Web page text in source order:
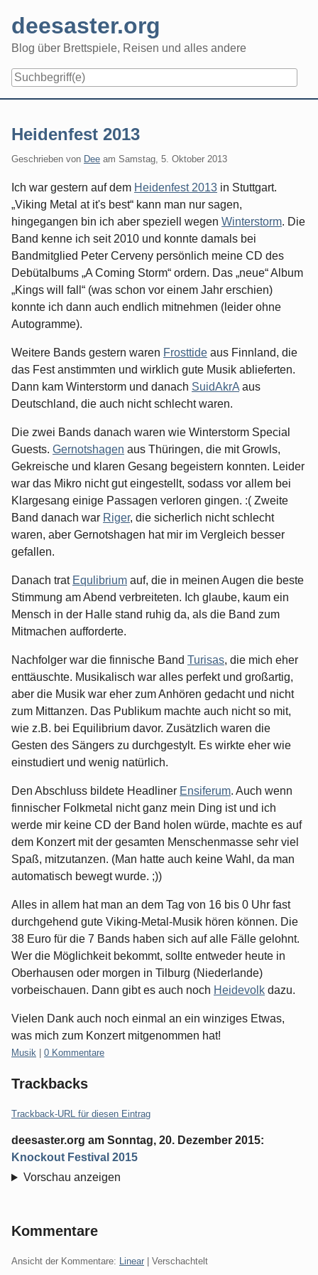
content
deesaster.org
Blog über Brettspiele, Reisen und alles andere
Heidenfest 2013
Geschrieben von Dee am Samstag, 5. Oktober 2013
Ich war gestern auf dem Heidenfest 2013 in Stuttgart.
„Viking Metal at it's best“ kann man nur sagen,
hingegangen bin ich aber speziell wegen Winterstorm. Die
Band kenne ich seit 2010 und konnte damals bei
Bandmitglied Peter Cerveny persönlich meine CD des
Debütalbums „A Coming Storm“ ordern. Das „neue“ Album
„Kings will fall“ (was schon vor einem Jahr erschien)
konnte ich dann auch endlich mitnehmen (leider ohne
Autogramme).
Weitere Bands gestern waren Frosttide aus Finnland, die
das Fest anstimmten und wirklich gute Musik ablieferten.
Dann kam Winterstorm und danach SuidAkrA aus
Deutschland, die auch nicht schlecht waren.
Die zwei Bands danach waren wie Winterstorm Special
Guests. Gernotshagen aus Thüringen, die mit Growls,
Gekreische und klaren Gesang begeistern konnten. Leider
war das Mikro nicht gut eingestellt, sodass vor allem bei
Klargesang einige Passagen verloren gingen. :( Zweite
Band danach war Riger, die sicherlich nicht schlecht
waren, aber Gernotshagen hat mir im Vergleich besser
gefallen.
Danach trat Equlibrium auf, die in meinen Augen die beste
Stimmung am Abend verbreiteten. Ich glaube, kaum ein
Mensch in der Halle stand ruhig da, als die Band zum
Mitmachen aufforderte.
Nachfolger war die finnische Band Turisas, die mich eher
enttäuschte. Musikalisch war alles perfekt und großartig,
aber die Musik war eher zum Anhören gedacht und nicht
zum Mittanzen. Das Publikum machte auch nicht so mit,
wie z.B. bei Equilibrium davor. Zusätzlich waren die
Gesten des Sängers zu durchgestylt. Es wirkte eher wie
einstudiert und wenig natürlich.
Den Abschluss bildete Headliner Ensiferum. Auch wenn
finnischer Folkmetal nicht ganz mein Ding ist und ich
werde mir keine CD der Band holen würde, machte es auf
dem Konzert mit der gesamten Menschenmasse sehr viel
Spaß, mitzutanzen. (Man hatte auch keine Wahl, da man
automatisch bewegt wurde. ;))
Alles in allem hat man an dem Tag von 16 bis 0 Uhr fast
durchgehend gute Viking-Metal-Musik hören können. Die
38 Euro für die 7 Bands haben sich auf alle Fälle gelohnt.
Wer die Möglichkeit bekommt, sollte entweder heute in
Oberhausen oder morgen in Tilburg (Niederlande)
vorbeischauen. Dann gibt es auch noch Heidevolk dazu.
Vielen Dank auch noch einmal an ein winziges Etwas,
was mich zum Konzert mitgenommen hat!
Kategorien:
Musik 0 Kommentare
Trackbacks
Trackback-URL für diesen Eintrag
deesaster.org am Sonntag, 20. Dezember 2015:
Knockout Festival 2015
Vorschau anzeigen
Kommentare
Ansicht der Kommentare: Linear | Verschachtelt